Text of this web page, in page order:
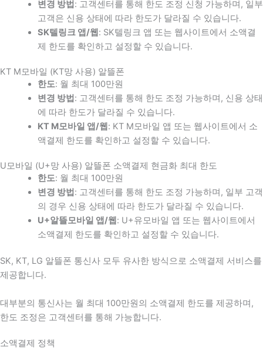
변경 방법 : 고객센터를 통해 한도 조정 신청 가능하며, 일부
고객은 신용 상태에 따라 한도가 달라질 수 있습니다.
SK텔링크 앱/웹 : SK텔링크 앱 또는 웹사이트에서 소액결
제 한도를 확인하고 설정할 수 있습니다.
KT M모바일 (KT망 사용) 알뜰폰
한도: 월 최대 100만원
변경 방법 : 고객센터를 통해 한도 조정 가능하며, 신용 상태
에 따라 한도가 달라질 수 있습니다.
KT M모바일 앱/웹 : KT M모바일 앱 또는 웹사이트에서 소
액결제 한도를 확인하고 설정할 수 있습니다.
U모바일 (U+망 사용) 알뜰폰 소액결제 현금화 최대 한도
한도: 월 최대 100만원
변경 방법 : 고객센터를 통해 한도 조정 가능하며, 일부 고객
의 경우 신용 상태에 따라 한도가 달라질 수 있습니다.
U+알뜰모바일 앱/웹 : U+유모바일 앱 또는 웹사이트에서
소액결제 한도를 확인하고 설정할 수 있습니다.
SK, KT, LG 알뜰폰 통신사 모두 유사한 방식으로 소액결제 서비스를
제공합니다.
대부분의 통신사는 월 최대 100만원의 소액결제 한도를 제공하며,
한도 조정은 고객센터를 통해 가능합니다.
소액결제 정책